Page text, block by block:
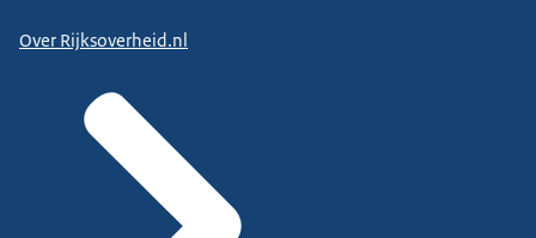
Over Rijksoverheid.nl